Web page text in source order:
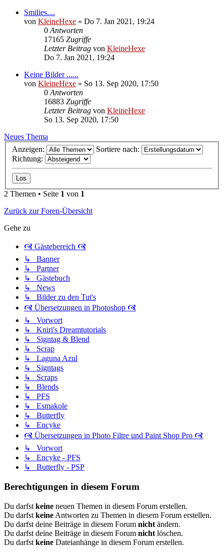
Smilies....
von KleineHexe » Do 7. Jan 2021, 19:24
0 Antworten
17165 Zugriffe
Letzter Beitrag von KleineHexe
Do 7. Jan 2021, 19:24
Keine Bilder ......
von KleineHexe » So 13. Sep 2020, 17:50
0 Antworten
16883 Zugriffe
Letzter Beitrag von KleineHexe
So 13. Sep 2020, 17:50
Neues Thema
Anzeigen:
Sortiere nach:
Richtung:
2 Themen • Seite 1 von 1
Zurück zur Foren-Übersicht
Gehe zu
🙧 Gästebereich 🙧
↳ Banner
↳ Partner
↳ Gästebuch
↳ News
↳ Bilder zu den Tut's
🙧 Übersetzungen in Photoshop 🙧
↳ Vorwort
↳ Kniri's Dreamtutorials
↳ Signtag & Blend
↳ Scrap
↳ Laguna Azul
↳ Signtags
↳ Scraps
↳ Blends
↳ PFS
↳ Esmakole
↳ Butterfly
↳ Encyke
🙧 Übersetzungen in Photo Filtre und Paint Shop Pro 🙧
↳ Vorwort
↳ Encyke - PFS
↳ Butterfly - PSP
Berechtigungen in diesem Forum
Du darfst keine neuen Themen in diesem Forum erstellen.
Du darfst keine Antworten zu Themen in diesem Forum erstellen.
Du darfst deine Beiträge in diesem Forum nicht ändern.
Du darfst deine Beiträge in diesem Forum nicht löschen.
Du darfst keine Dateianhänge in diesem Forum erstellen.